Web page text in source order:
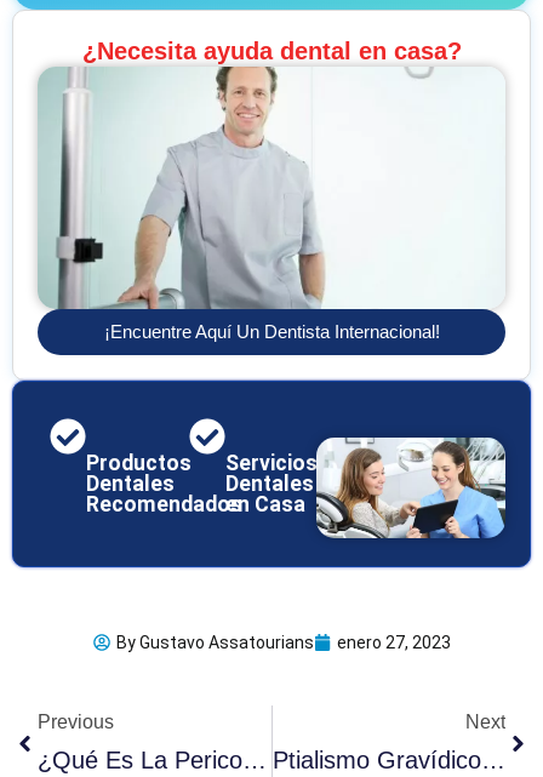
¿Necesita ayuda dental en casa?
¡Encuentre Aquí Un Dentista Internacional!
Productos
Dentales
Recomendados
Servicios
Dentales
en Casa
ByGustavo Assatourians enero 27, 2023
Previous
¿Qué Es La Pericoronitis? 10 Posibles Síntomas
Next
Ptialismo Gravídico: Saliva Excesiva Durante El Embarazo